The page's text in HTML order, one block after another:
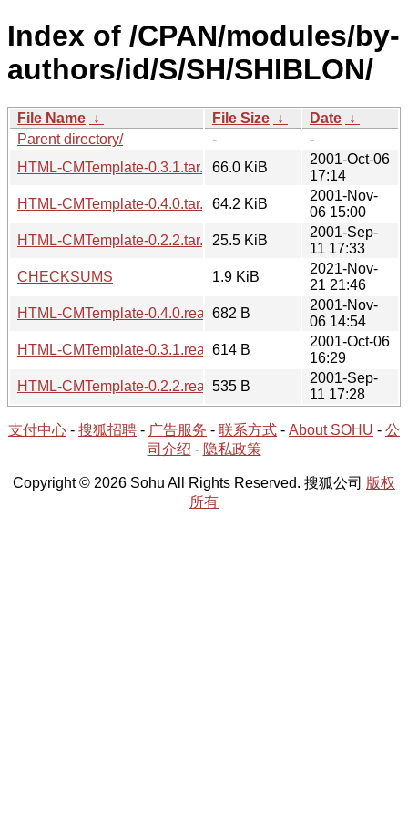
Index of /CPAN/modules/by-
authors/id/S/SH/SHIBLON/
File Name ↓ File Size ↓ Date ↓
Parent directory/
-
-
HTML-CMTemplate-0.3.1.tar.gz66.0 KiB
2001-Oct-06
17:14
HTML-CMTemplate-0.4.0.tar.gz64.2 KiB
2001-Nov-
06 15:00
HTML-CMTemplate-0.2.2.tar.gz25.5 KiB
2001-Sep-
11 17:33
CHECKSUMS
1.9 KiB
2021-Nov-
21 21:46
HTML-CMTemplate-0.4.0.readme
682 B
2001-Nov-
06 14:54
HTML-CMTemplate-0.3.1.readme
614 B
2001-Oct-06
16:29
HTML-CMTemplate-0.2.2.readme
535 B
2001-Sep-
11 17:28
支付中心 - 搜狐招聘 - 广告服务 - 联系方式 - About SOHU - 公
司介绍 - 隐私政策
Copyright © 2026 Sohu All Rights Reserved. 搜狐公司 版权
所有